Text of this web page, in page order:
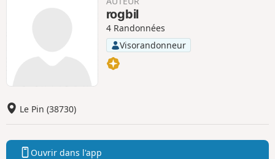
rogbil
4 Randonnées
Visorandonneur
Le Pin (38730)
Ouvrir dans l'app